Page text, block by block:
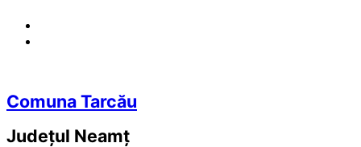
Comuna Tarcău
Județul Neamț